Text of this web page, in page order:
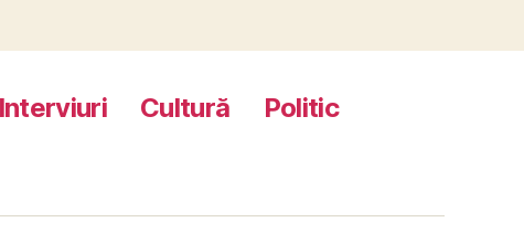
Interviuri Cultură
Politic